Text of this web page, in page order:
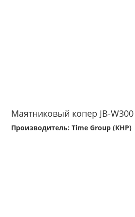
Маятниковый копер JB-W300
Производитель: Time Group (КНР)